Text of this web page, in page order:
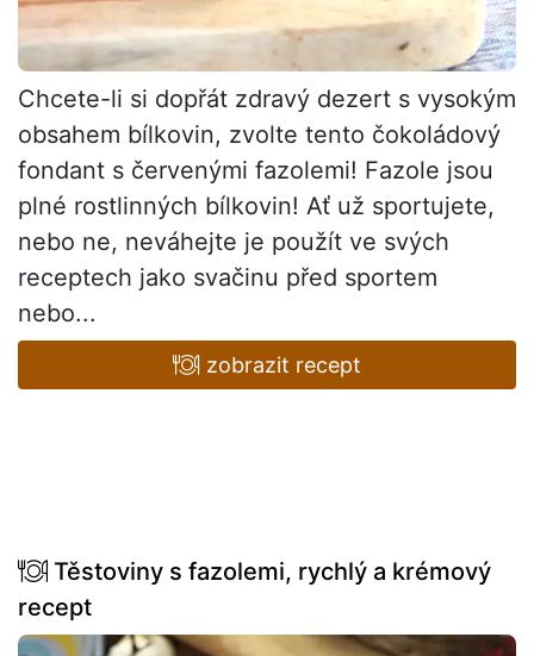
Chcete-li si dopřát zdravý dezert s vysokým
obsahem bílkovin, zvolte tento čokoládový
fondant s červenými fazolemi! Fazole jsou
plné rostlinných bílkovin! Ať už sportujete,
nebo ne, neváhejte je použít ve svých
receptech jako svačinu před sportem
nebo...
zobrazit recept
Těstoviny s fazolemi, rychlý a krémový
recept